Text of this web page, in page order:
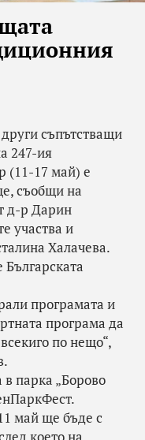
съпътстващи
247-ия
(11-17 май) е
съобщи на
д-р Дарин
участва и
Халачева.
програмата и
програма да
по нещо“,
в парка „Борово
май ще бъде с
което на